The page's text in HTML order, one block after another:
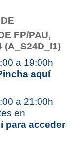
FP/PAU,
(A_S24D_I1)
a 19:00h
aquí
a 21:00h
en
para acceder